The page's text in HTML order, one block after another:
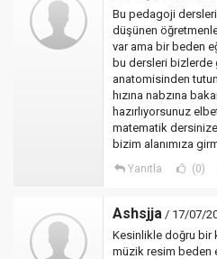
Bu pedagoji
düşünen
var ama bir beden
bu dersleri
anatomisinden
hızına nabzına
hazırlıyorsunuz
matematik
bizim alanımıza
Yanıtla (0)
Ashsjja / 17/07/
Kesinlikle doğru bir
müzik resim beden